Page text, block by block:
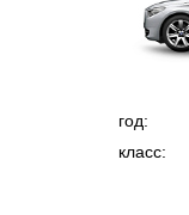
год:
класс: